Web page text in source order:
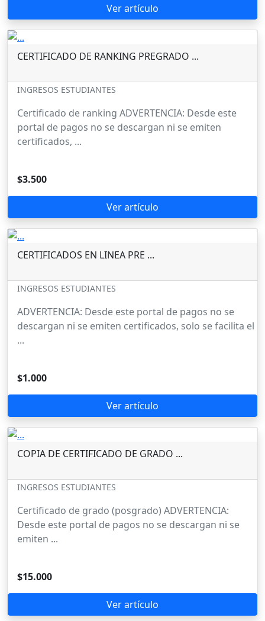
Ver artículo
CERTIFICADO DE RANKING PREGRADO ...
INGRESOS ESTUDIANTES
Certificado de ranking ADVERTENCIA: Desde este
portal de pagos no se descargan ni se emiten
certificados, ...
$3.500
Ver artículo
CERTIFICADOS EN LINEA PRE ...
INGRESOS ESTUDIANTES
ADVERTENCIA: Desde este portal de pagos no se
descargan ni se emiten certificados, solo se facilita el
...
$1.000
Ver artículo
COPIA DE CERTIFICADO DE GRADO ...
INGRESOS ESTUDIANTES
Certificado de grado (posgrado) ADVERTENCIA:
Desde este portal de pagos no se descargan ni se
emiten ...
$15.000
Ver artículo